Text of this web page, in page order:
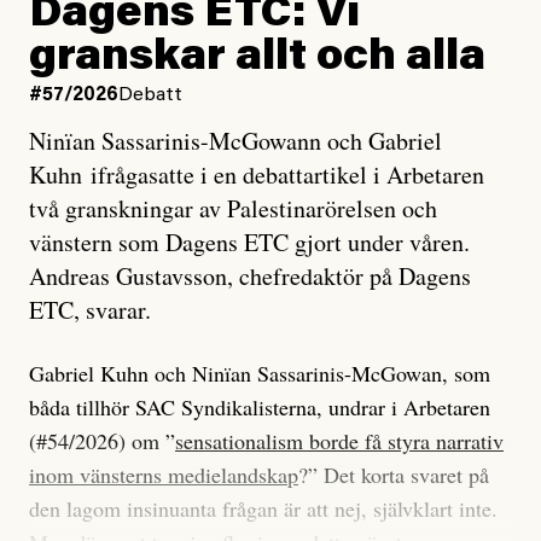
Dagens ETC: Vi
granskar allt och alla
#57/2026 Debatt
Ninïan Sassarinis-McGowann och Gabriel
Kuhn ifrågasatte i en debattartikel i Arbetaren
två granskningar av Palestinarörelsen och
vänstern som Dagens ETC gjort under våren.
Andreas Gustavsson, chefredaktör på Dagens
ETC, svarar.
Gabriel Kuhn och Ninïan Sassarinis-McGowan, som
båda tillhör SAC Syndikalisterna, undrar i Arbetaren
(#54/2026) om ”sensationalism borde få styra narrativ
inom vänsterns medielandskap?” Det korta svaret på
den lagom insinuanta frågan är att nej, självklart inte.